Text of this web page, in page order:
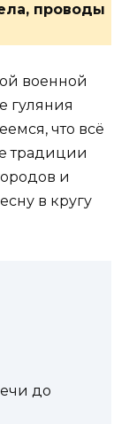
проводы
военной
гуляния
что всё
традиции
и
в кругу
до